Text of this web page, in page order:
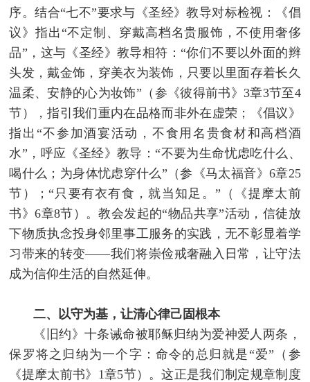
序。结合“七不”要求与《圣经》教导对标检视：《倡
议》指出“不定制、穿戴高档名贵服饰，不使用奢侈
品”，这与《圣经》教导相符：“你们不要以外面的辫
头发，戴金饰，穿美衣为装饰，只要以里面存着长久
温柔、安静的心为妆饰”（参《彼得前书》3章3节至4
节），指引我们重内在品格而非外在虚荣；《倡议》
指出“不参加酒宴活动，不食用名贵食材和高档酒
水”，呼应《圣经》教导：“不要为生命忧虑吃什么、
喝什么；为身体忧虑穿什么”（参《马太福音》6章25
节）；“只要有衣有食，就当知足。”（《提摩太前
书》6章8节）。教会发起的“物品共享”活动，信徒放
下物质执念投身邻里事工服务的实践，无不彰显着学
习带来的转变——我们将崇俭戒奢融入日常，让守法
成为信仰生活的自然延伸。
二、以守为基，让清心律己固根本
《旧约》十条诫命被耶稣归纳为爱神爱人两条，
保罗将之归纳为一个字：命令的总归就是“爱”（参
《提摩太前书》1章5节）。这正是我们制定规章制度